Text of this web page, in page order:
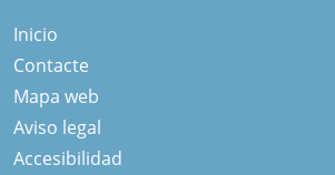
Inicio
Contacte
Mapa web
Aviso legal
Accesibilidad